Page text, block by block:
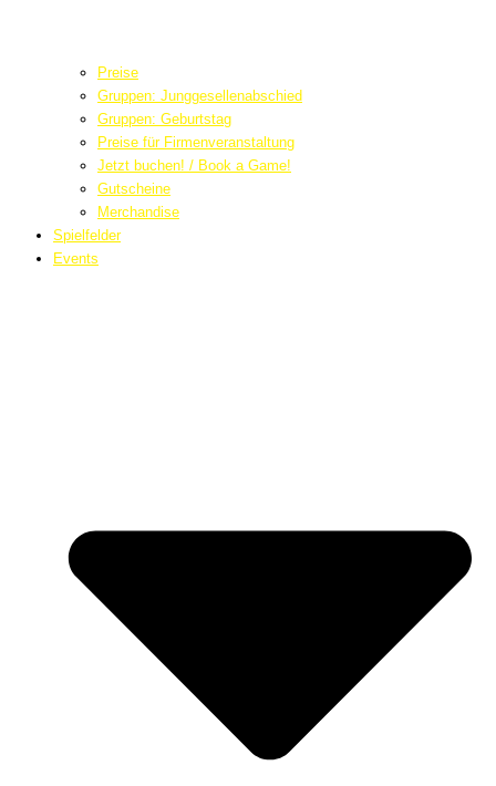
Preise
Gruppen: Junggesellenabschied
Gruppen: Geburtstag
Preise für Firmenveranstaltung
Jetzt buchen! / Book a Game!
Gutscheine
Merchandise
Spielfelder
Events